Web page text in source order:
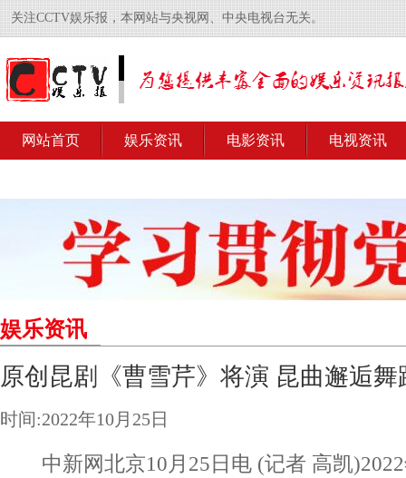
关注CCTV娱乐报，本网站与央视网、中央电视台无关。
网站首页 娱乐资讯 电影资讯 电视资讯
娱乐资讯
原创昆剧《曹雪芹》将演 昆曲邂逅舞
时间:2022年10月25日
中新网北京10月25日电 (记者 高凯)2022